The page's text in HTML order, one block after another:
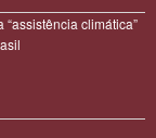
climática”